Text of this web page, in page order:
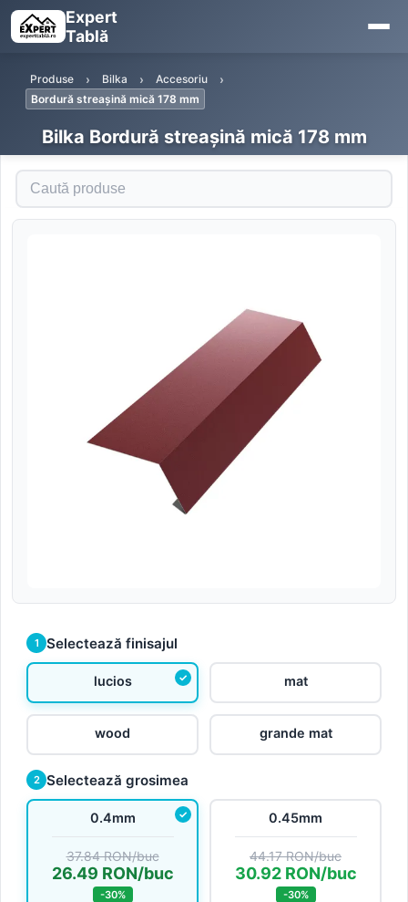
Expert
Tablă
Produse Bilka
Accesoriu
Bordură streașină mică 178 mm
Bilka Bordură streașină mică 178 mm
Caută produse
1 Selectează finisajul
lucios mat
wood grande mat
2 Selectează grosimea
0.4mm
37.84 RON/buc
26.49 RON/buc
-30%
0.45mm
44.17 RON/buc
30.92 RON/buc
-30%